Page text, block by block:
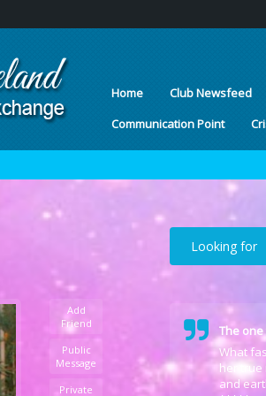
Home Club Newsfeed
Communication Point
Add
Friend
Public
Message
Private
Looking for
The
What
her true
and